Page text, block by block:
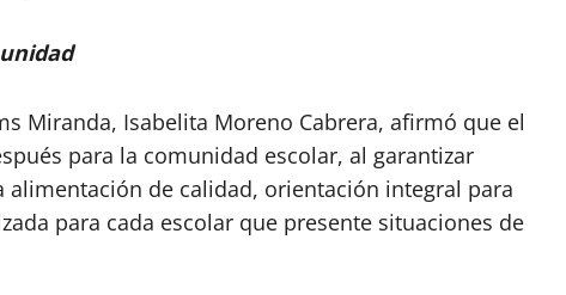
Miranda, Isabelita Moreno Cabrera, afirmó que el
para la comunidad escolar, al garantizar
alimentación de calidad, orientación integral para
para cada escolar que presente situaciones de